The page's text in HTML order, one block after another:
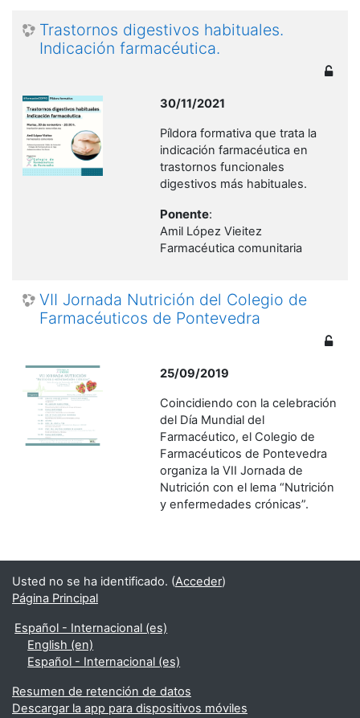
Trastornos digestivos habituales.
Indicación farmacéutica.
30/11/2021
Píldora formativa que trata la
indicación farmacéutica en
trastornos funcionales
digestivos más habituales.
Ponente:
Amil López Vieitez
Farmacéutica comunitaria
VII Jornada Nutrición del Colegio de
Farmacéuticos de Pontevedra
25/09/2019
Coincidiendo con la celebración
del Día Mundial del
Farmacéutico, el Colegio de
Farmacéuticos de Pontevedra
organiza la VII Jornada de
Nutrición con el lema “Nutrición
y enfermedades crónicas”.
Usted no se ha identificado. (Acceder)
Página Principal
Español - Internacional ‎(es)‎
English ‎(en)‎
Español - Internacional ‎(es)‎
Resumen de retención de datos
Descargar la app para dispositivos móviles